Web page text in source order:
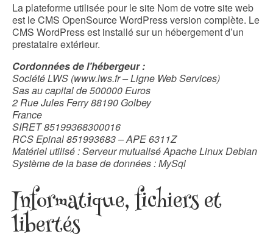
La plateforme utilisée pour le site Nom de votre site web
est le CMS OpenSource WordPress version complète. Le
CMS WordPress est installé sur un hébergement d’un
prestataire extérieur.
Cordonnées de l’hébergeur :
Société LWS (www.lws.fr – Ligne Web Services)
Sas au capital de 500000 Euros
2 Rue Jules Ferry 88190 Golbey
France
SIRET 85199368300016
RCS Epinal 851993683 – APE 6311Z
Matériel utilisé : Serveur mutualisé Apache Linux Debian
Système de la base de données : MySql
Informatique, fichiers et
libertés